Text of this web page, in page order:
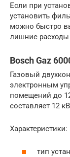
Если при
установить
можно быстро
лишние расходы
Bosch Gaz
Газовый
электронным
помещений до
составляет 12
Характеристики:
тип